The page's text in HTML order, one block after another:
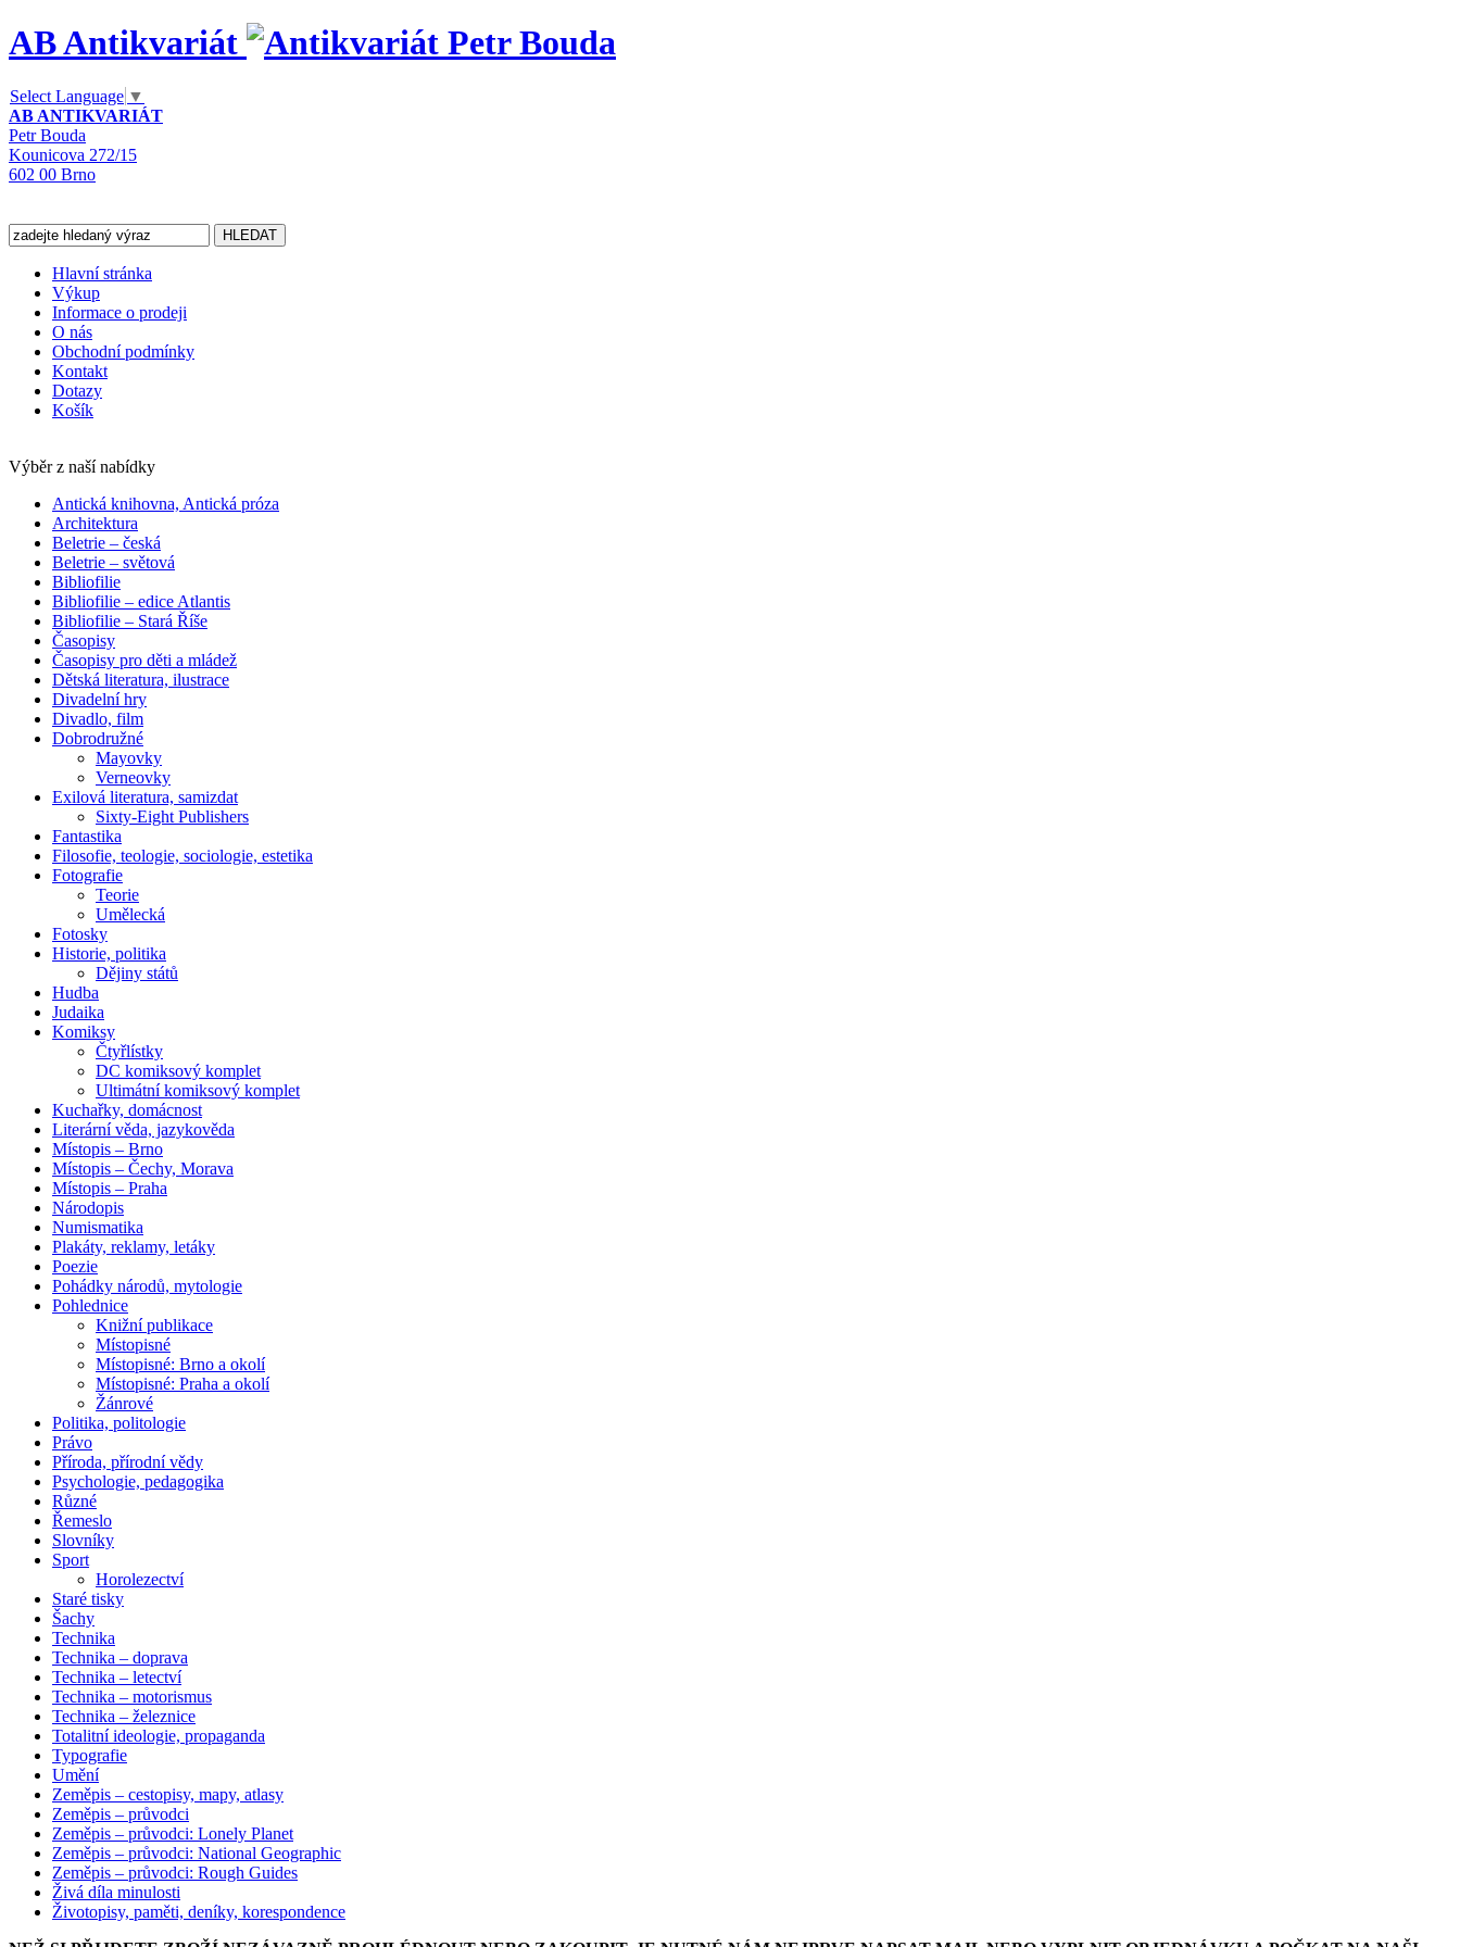
AB Antikvariát
Select Language ▼
AB ANTIKVARIÁT
Petr Bouda
Kounicova 272/15
602 00 Brno
Hlavní stránka
Výkup
Informace o prodeji
O nás
Obchodní podmínky
Kontakt
Dotazy
Košík
Výběr z naší nabídky
Antická knihovna, Antická próza
Architektura
Beletrie – česká
Beletrie – světová
Bibliofilie
Bibliofilie – edice Atlantis
Bibliofilie – Stará Říše
Časopisy
Časopisy pro děti a mládež
Dětská literatura, ilustrace
Divadelní hry
Divadlo, film
Dobrodružné
Mayovky
Verneovky
Exilová literatura, samizdat
Sixty-Eight Publishers
Fantastika
Filosofie, teologie, sociologie, estetika
Fotografie
Teorie
Umělecká
Fotosky
Historie, politika
Dějiny států
Hudba
Judaika
Komiksy
Čtyřlístky
DC komiksový komplet
Ultimátní komiksový komplet
Kuchařky, domácnost
Literární věda, jazykověda
Místopis – Brno
Místopis – Čechy, Morava
Místopis – Praha
Národopis
Numismatika
Plakáty, reklamy, letáky
Poezie
Pohádky národů, mytologie
Pohlednice
Knižní publikace
Místopisné
Místopisné: Brno a okolí
Místopisné: Praha a okolí
Žánrové
Politika, politologie
Právo
Příroda, přírodní vědy
Psychologie, pedagogika
Různé
Řemeslo
Slovníky
Sport
Horolezectví
Staré tisky
Šachy
Technika
Technika – doprava
Technika – letectví
Technika – motorismus
Technika – železnice
Totalitní ideologie, propaganda
Typografie
Umění
Zeměpis – cestopisy, mapy, atlasy
Zeměpis – průvodci
Zeměpis – průvodci: Lonely Planet
Zeměpis – průvodci: National Geographic
Zeměpis – průvodci: Rough Guides
Živá díla minulosti
Životopisy, paměti, deníky, korespondence